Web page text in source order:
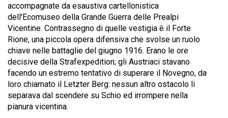
accompagnate da esaustiva cartellonistica
dell'Ecomuseo della Grande Guerra delle Prealpi
Vicentine. Contrassegno di quelle vestigia è il Forte
Rione, una piccola opera difensiva che svolse un ruolo
chiave nelle battaglie del giugno 1916. Erano le ore
decisive della Strafexpedition; gli Austriaci stavano
facendo un estremo tentativo di superare il Novegno, da
loro chiamato il Letzter Berg: nessun altro ostacolo li
separava dal scendere su Schio ed irrompere nella
pianura vicentina.